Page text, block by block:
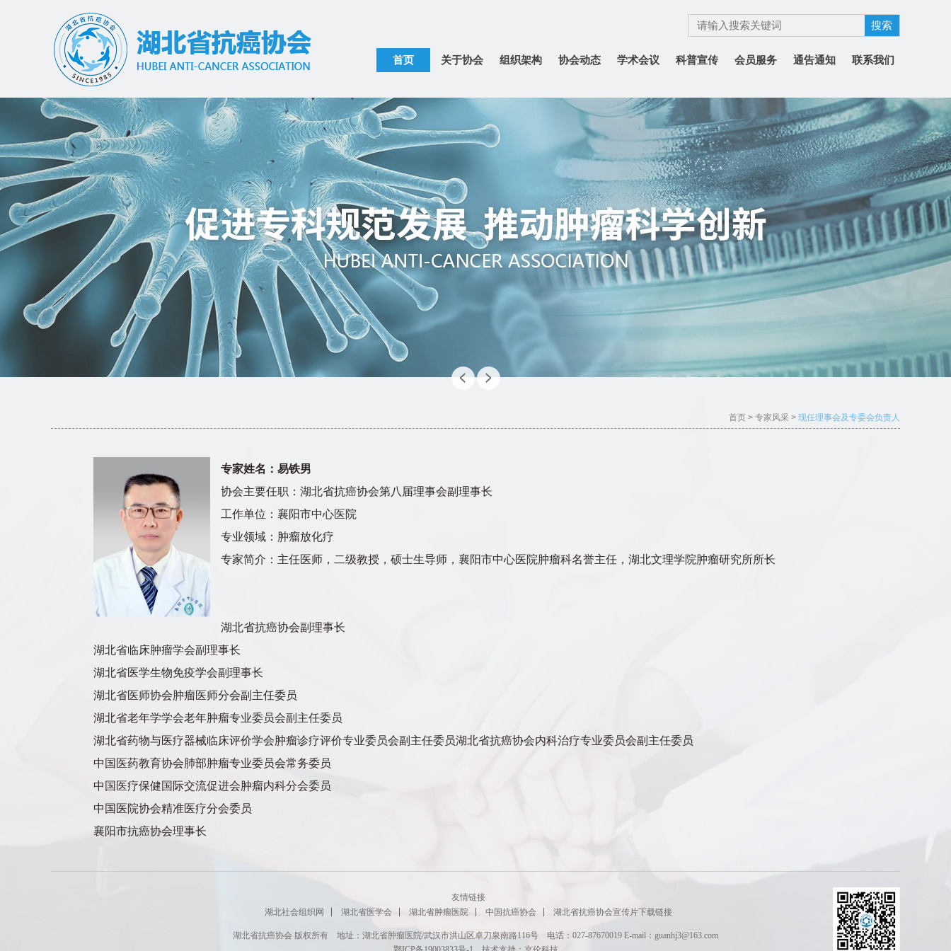
首页 关于协会 组织架构 协会动态 学术会议 科普宣传 会员服务 通告通知 联系我们
首页 > 专家风采 > 现任理事会及专委会负责人
专家姓名：易铁男
协会主要任职：湖北省抗癌协会第八届理事会副理事长
工作单位：襄阳市中心医院
专业领域：肿瘤放化疗
专家简介：主任医师，二级教授，硕士生导师，襄阳市中心医院肿瘤科名誉主任，湖北文理学院肿瘤研究所所长
湖北省抗癌协会副理事长
湖北省临床肿瘤学会副理事长
湖北省医学生物免疫学会副理事长
湖北省医师协会肿瘤医师分会副主任委员
湖北省老年学学会老年肿瘤专业委员会副主任委员
湖北省药物与医疗器械临床评价学会肿瘤诊疗评价专业委员会副主任委员湖北省抗癌协会内科治疗专业委员会副主任委员
中国医药教育协会肺部肿瘤专业委员会常务委员
中国医疗保健国际交流促进会肿瘤内科分会委员
中国医院协会精准医疗分会委员
襄阳市抗癌协会理事长
友情链接
湖北社会组织网
湖北省医学会 湖北省肿瘤医院 中国抗癌协会 湖北省抗癌协会宣传片下载链接
湖北省抗癌协会 版权所有 地址：湖北省肿瘤医院/武汉市洪山区卓刀泉南路116号 电话：027-87670019 E-mail：guanhj3@163.com